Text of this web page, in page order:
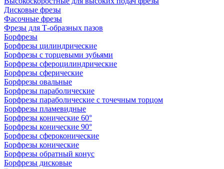
Дисковые фрезы
Фасочные фрезы
Фрезы для Т-образных пазов
Борфрезы
Борфрезы цилиндрические
Борфрезы с торцевыми зубьями
Борфрезы сфероцилиндрические
Борфрезы сферические
Борфрезы овальные
Борфрезы параболические
Борфрезы параболические с точечным торцом
Борфрезы пламевидные
Борфрезы конические 60°
Борфрезы конические 90°
Борфрезы сфероконические
Борфрезы конические
Борфрезы обратный конус
Борфрезы дисковые